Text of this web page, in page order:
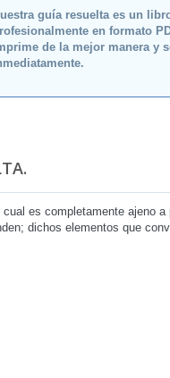
guía resuelta es un
en formato
de la mejor manera y
es completamente ajeno
dichos elementos que